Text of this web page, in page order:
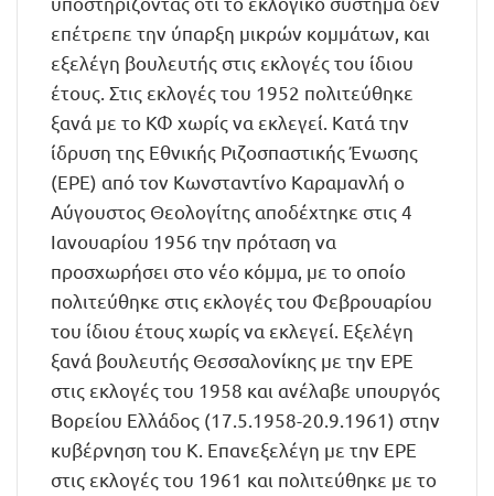
επέτρεπε την ύπαρξη μικρών κομμάτων, και
εξελέγη βουλευτής στις εκλογές του ίδιου
έτους. Στις εκλογές του 1952 πολιτεύθηκε
ξανά με το ΚΦ χωρίς να εκλεγεί. Κατά την
ίδρυση της Εθνικής Ριζοσπαστικής Ένωσης
(ΕΡΕ) από τον Κωνσταντίνο Καραμανλή ο
Αύγουστος Θεολογίτης αποδέχτηκε στις 4
Ιανουαρίου 1956 την πρόταση να
προσχωρήσει στο νέο κόμμα, με το οποίο
πολιτεύθηκε στις εκλογές του Φεβρουαρίου
του ίδιου έτους χωρίς να εκλεγεί. Εξελέγη
ξανά βουλευτής Θεσσαλονίκης με την ΕΡΕ
στις εκλογές του 1958 και ανέλαβε υπουργός
Βορείου Ελλάδος (17.5.1958-20.9.1961) στην
κυβέρνηση του Κ. Επανεξελέγη με την ΕΡΕ
στις εκλογές του 1961 και πολιτεύθηκε με το